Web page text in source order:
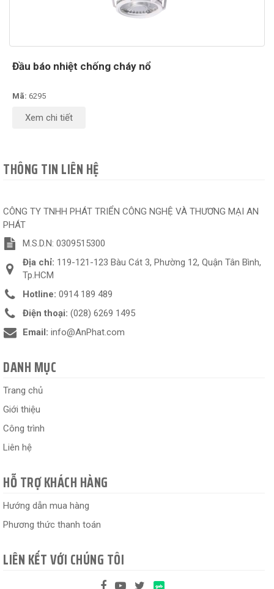
Đầu báo nhiệt chống cháy nổ
Mã: 6295
Xem chi tiết
THÔNG TIN LIÊN HỆ
CÔNG TY TNHH PHÁT TRIỂN CÔNG NGHỆ VÀ THƯƠNG MẠI AN
PHÁT
M.S.D.N: 0309515300
Địa chỉ: 119-121-123 Bàu Cát 3, Phường 12, Quận Tân Bình,
Tp.HCM
Hotline: 0914 189 489
Điện thoại: (028) 6269 1495
Email: info@AnPhat.com
DANH MỤC
Trang chủ
Giới thiệu
Công trình
Liên hệ
HỖ TRỢ KHÁCH HÀNG
Hướng dẫn mua hàng
Phương thức thanh toán
LIÊN KẾT VỚI CHÚNG TÔI